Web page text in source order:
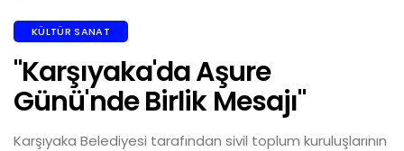
KÜLTÜR SANAT
"Karşıyaka'da Aşure
Günü'nde Birlik Mesajı"
Karşıyaka Belediyesi tarafından sivil toplum kuruluşlarının